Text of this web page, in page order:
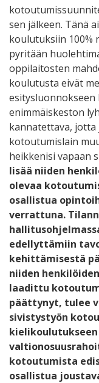
sen jälkeen. Tänä
koulutuksiin 100%
pyritään
oppilaitosten
koulutusta eivät
enimmäiskeston
kannatettava, jotta
kotoutumislain
heikkenisi vapaan
lisää niiden
olevaa
osallistua
verrattuna.
edellyttämiin
kehittämisestä
niiden
laadittu
päättynyt, tulee
sivistystyön
kotoutumista
osallistua